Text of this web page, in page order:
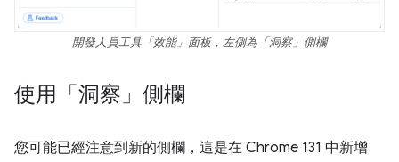
開發人員工具「效能」面板，左側為「洞察」側欄
使用「洞察」側欄
您可能已經注意到新的側欄，這是在 Chrome 131 中新增